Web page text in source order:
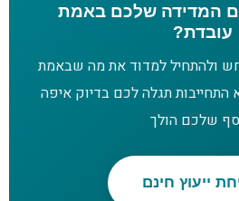
המדידה שלכם באמת
עובדת?
ולהתחיל למדוד את מה שבאמת
התחייבות תגלה לכם בדיוק איפה
שלכם הולך
ייעוץ חינם